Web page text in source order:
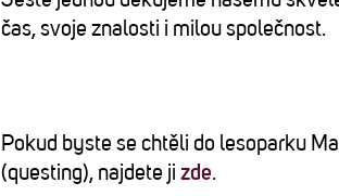
čas, svoje znalosti i milou společnost.
Pokud byste se chtěli do lesoparku
(questing), najdete ji zde.